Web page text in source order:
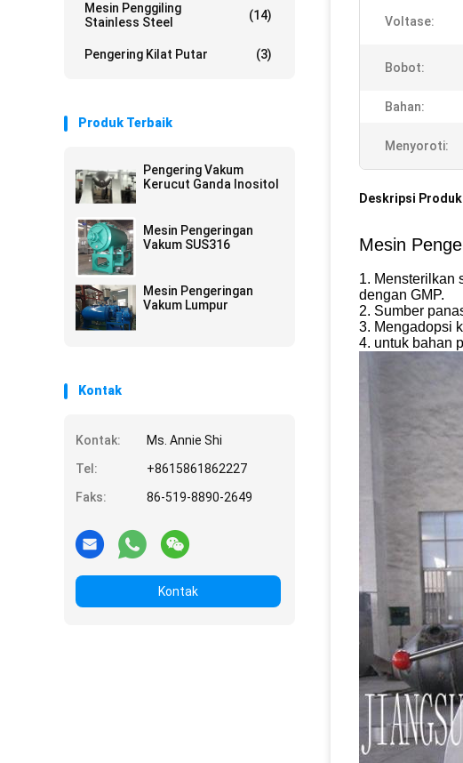
Mesin Penggiling
Stainless Steel
(14)
Pengering Kilat Putar (3)
Produk Terbaik
Pengering Vakum
Kerucut Ganda Inositol
Mesin Pengeringan
Vakum SUS316
Mesin Pengeringan
Vakum Lumpur
Kontak
Kontak:
Ms. Annie Shi
Tel:
+8615861862227
Faks:
86-519-8890-2649
Kontak
Voltase:
Bobot:
Bahan:
Menyoroti:
Deskripsi Produk
Mesin
1. Mensterilkan
dengan GMP.
2. Sumber
3. Mengadopsi
4. untuk bahan